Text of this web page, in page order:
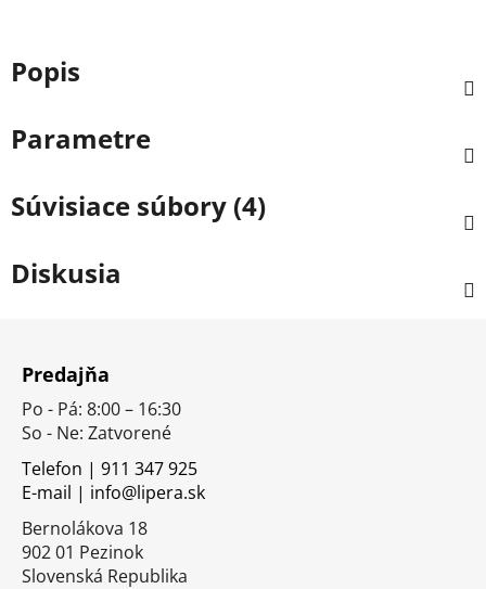
Popis
Parametre
Súvisiace súbory (4)
Diskusia
Predajňa
Po - Pá: 8:00 – 16:30
So - Ne: Zatvorené
Telefon | 911 347 925
E-mail | info@lipera.sk
Bernolákova 18
902 01 Pezinok
Slovenská Republika